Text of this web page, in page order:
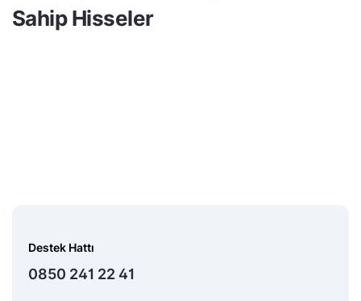
Sahip Hisseler
Destek Hattı
0850 241 22 41